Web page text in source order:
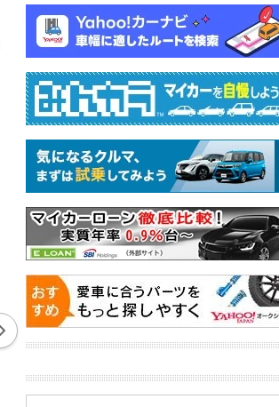
2.7 VX 4WD 2.7 VX 4WD